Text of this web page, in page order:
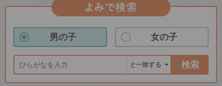
よみで検索
男の子 女の子
検索